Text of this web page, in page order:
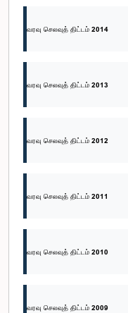
வரவு செலவுத் திட்டம் 2014
வரவு செலவுத் திட்டம் 2013
வரவு செலவுத் திட்டம் 2012
வரவு செலவுத் திட்டம் 2011
வரவு செலவுத் திட்டம் 2010
வரவு செலவுத் திட்டம் 2009